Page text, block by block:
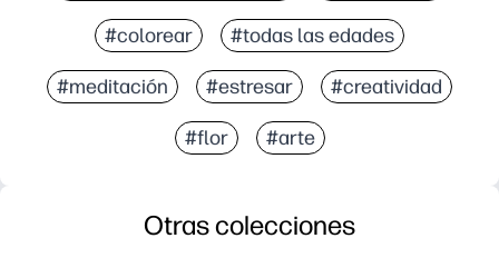
#colorear #todas las edades
#meditación #estresar #creatividad
#flor #arte
Otras colecciones